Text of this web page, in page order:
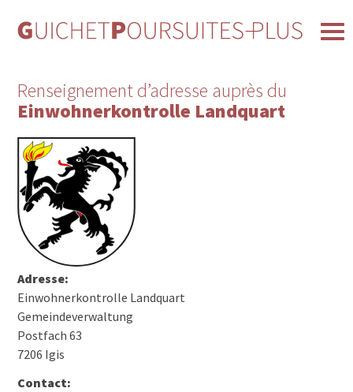
Renseignement d’adresse auprès du
Einwohnerkontrolle Landquart
Adresse:
Einwohnerkontrolle Landquart
Gemeindeverwaltung
Postfach 63
7206 Igis
Contact: